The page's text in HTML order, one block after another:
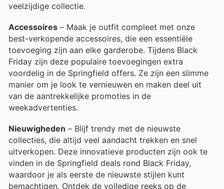
veelzijdige collectie.
Accessoires – Maak je outfit compleet met onze
best-verkopende accessoires, die een essentiële
toevoeging zijn aan elke garderobe. Tijdens Black
Friday zijn deze populaire toevoegingen extra
voordelig in de Springfield offers. Ze zijn een slimme
manier om je look te vernieuwen en maken deel uit
van de aantrekkelijke promoties in de
weekadvertenties.
Nieuwigheden – Blijf trendy met de nieuwste
collecties, die altijd veel aandacht trekken en snel
uitverkopen. Deze innovatieve producten zijn ook te
vinden in de Springfield deals rond Black Friday,
waardoor je als eerste de nieuwste stijlen kunt
bemachtigen. Ontdek de volledige reeks op de